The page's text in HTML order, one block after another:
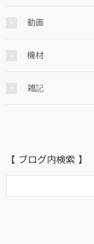
動画
機材
雑記
【 ブログ内検索 】